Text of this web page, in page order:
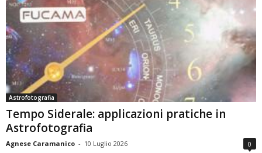
Astrofotografia
Tempo Siderale: applicazioni pratiche in
Astrofotografia
Agnese Caramanico - 10 Luglio 2026 0